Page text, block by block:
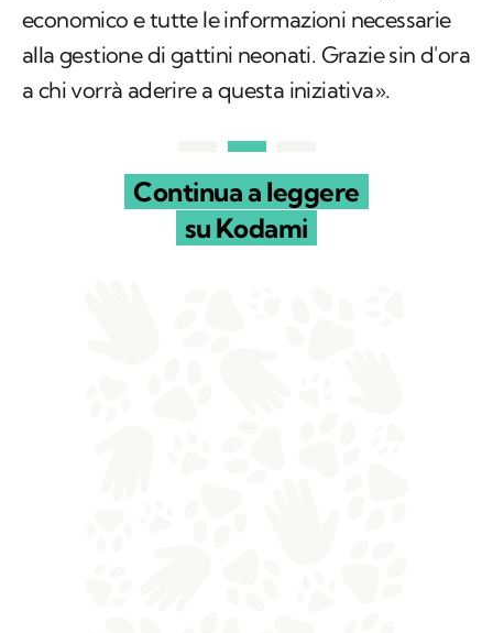
economico e tutte le informazioni necessarie
alla gestione di gattini neonati. Grazie sin d'ora
a chi vorrà aderire a questa iniziativa».
Continua a leggere
su Kodami